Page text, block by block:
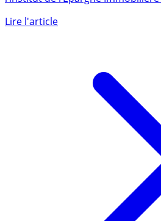
l’institut de l’Epargne Immobilière